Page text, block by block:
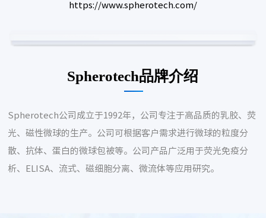
https://www.spherotech.com/
Spherotech品牌介绍
Spherotech公司成立于1992年，公司专注于高品质的乳胶、荧
光、磁性微球的生产。公司可根据客户需求进行微球的粒度分
散、抗体、蛋白的微球包被等。公司产品广泛用于荧光免疫分
析、ELISA、流式、磁细胞分离、微流体等应用研究。